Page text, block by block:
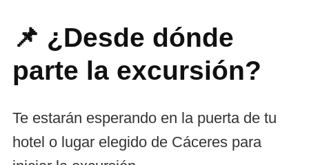
📌 ¿Desde dónde
parte la excursión?
Te estarán esperando en la puerta de tu
hotel o lugar elegido de Cáceres para